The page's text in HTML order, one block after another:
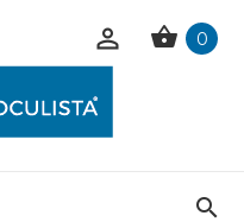
0